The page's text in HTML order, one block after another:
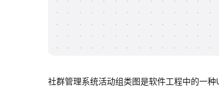
社群管理系统活动组类图是软件工程中的一